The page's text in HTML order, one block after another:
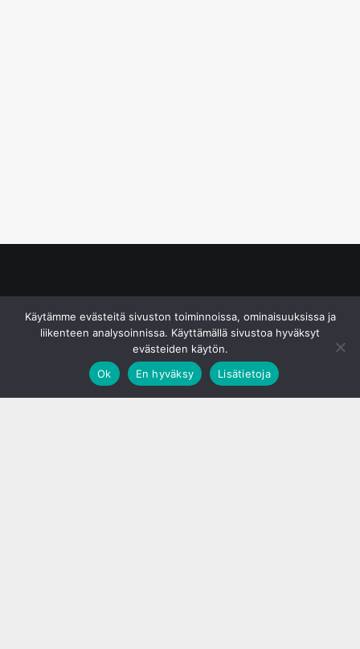
Käytämme evästeitä sivuston toiminnoissa, ominaisuuksissa ja
liikenteen analysoinnissa. Käyttämällä sivustoa hyväksyt
evästeiden käytön.
Ok
En hyväksy Lisätietoja